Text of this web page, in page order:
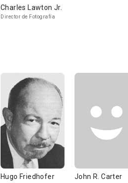
Charles Lawton Jr.
Director de Fotografía
Hugo Friedhofer John R. Carter